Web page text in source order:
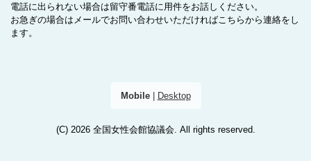
電話に出られない場合は留守番電話に用件をお話しください。
お急ぎの場合はメールでお問い合わせいただければこちらから連絡をし
ます。
Mobile| Desktop
(C) 2026 全国女性会館協議会. All rights reserved.